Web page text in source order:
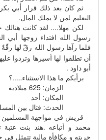
ثم كان بعد ذلك قرار أبي بكر
التعليم لمن لا يملك المال.
لكن مهلا.... لقد كانت هنالك
رسول الله افتداء زوجها أبي
فلما رآها رسول الله رقّ لها رقّةً
أن تطلقوا لها أسيرها وتردوا
أبو داود .
برأيكم ما هذا الاستثناء.....؟
الزمان: 625 ميلادية
المكان: أحد
الحدث: قتال بين
قريش في مواجهة المسلمين
محمد و أتباعه .هند بنت عتبة
حريته و مكافأة مالية تتمثل في